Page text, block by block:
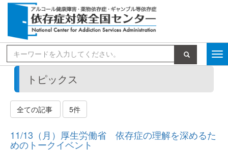
検索
トピックス
全ての記事 5件
11/13（月）厚生労働省 依存症の理解を深めるた
めのトークイベント